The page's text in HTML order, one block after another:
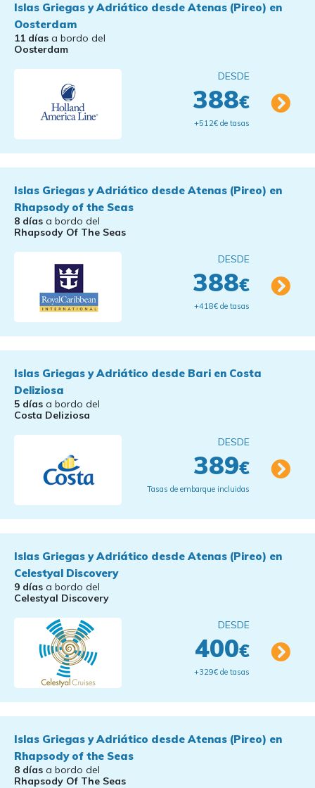
Islas Griegas y Adriático desde Atenas (Pireo) en
Oosterdam
11 días a bordo del
Oosterdam
DESDE
388€
+512€ de tasas
Islas Griegas y Adriático desde Atenas (Pireo) en
Rhapsody of the Seas
8 días a bordo del
Rhapsody Of The Seas
DESDE
388€
+418€ de tasas
Islas Griegas y Adriático desde Bari en Costa
Deliziosa
5 días a bordo del
Costa Deliziosa
DESDE
389€
Tasas de embarque incluidas
Islas Griegas y Adriático desde Atenas (Pireo) en
Celestyal Discovery
9 días a bordo del
Celestyal Discovery
DESDE
400€
+329€ de tasas
Islas Griegas y Adriático desde Atenas (Pireo) en
Rhapsody of the Seas
8 días a bordo del
Rhapsody Of The Seas